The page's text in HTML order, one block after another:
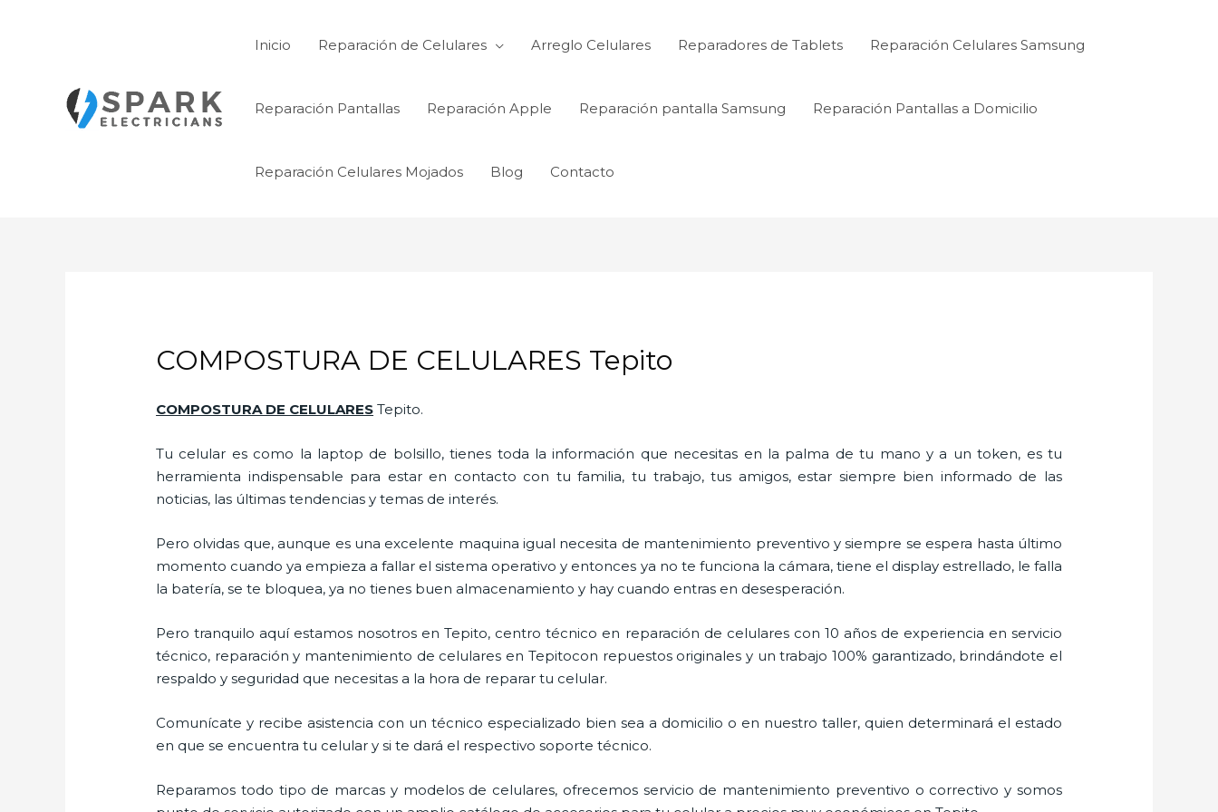
Inicio Reparación de Celulares Arreglo Celulares Reparadores de Tablets Reparación Celulares Samsung
Reparación Pantallas Reparación Apple Reparación pantalla Samsung Reparación Pantallas a Domicilio
Reparación Celulares Mojados Blog Contacto
COMPOSTURA DE CELULARES Tepito
COMPOSTURA DE CELULARES Tepito.
Tu celular es como la laptop de bolsillo, tienes toda la información que necesitas en la palma de tu mano y a un token, es tu
herramienta indispensable para estar en contacto con tu familia, tu trabajo, tus amigos, estar siempre bien informado de las
noticias, las últimas tendencias y temas de interés.
Pero olvidas que, aunque es una excelente maquina igual necesita de mantenimiento preventivo y siempre se espera hasta último
momento cuando ya empieza a fallar el sistema operativo y entonces ya no te funciona la cámara, tiene el display estrellado, le falla
la batería, se te bloquea, ya no tienes buen almacenamiento y hay cuando entras en desesperación.
Pero tranquilo aquí estamos nosotros en Tepito, centro técnico en reparación de celulares con 10 años de experiencia en servicio
técnico, reparación y mantenimiento de celulares en Tepitocon repuestos originales y un trabajo 100% garantizado, brindándote el
respaldo y seguridad que necesitas a la hora de reparar tu celular.
Comunícate y recibe asistencia con un técnico especializado bien sea a domicilio o en nuestro taller, quien determinará el estado
en que se encuentra tu celular y si te dará el respectivo soporte técnico.
Reparamos todo tipo de marcas y modelos de celulares, ofrecemos servicio de mantenimiento preventivo o correctivo y somos